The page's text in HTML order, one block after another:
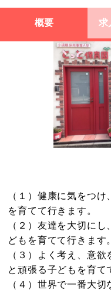
概要 求
（１）健康に気をつ
を育てて行きます。
（２）友達を大切に
どもを育てて行きます。
（３）よく考え、意
と頑張る子どもを育て
（４）世界で一番大